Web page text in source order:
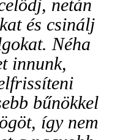
netán
és csinálj
Néha
innunk,
bűnökkel
így nem